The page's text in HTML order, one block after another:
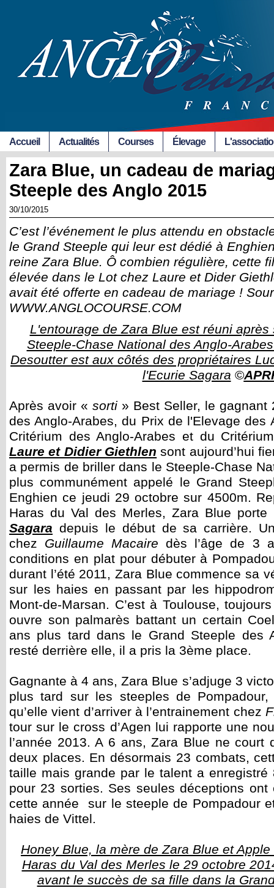
Accueil Actualités Courses Élevage
Zara Blue, un cadeau de
Steeple des Anglo 2015
30/10/2015
C’est l’événement le plus attendu en
le Grand Steeple qui leur est dédié à
reine Zara Blue. Ô combien régulière, cette
élevée dans le Lot chez Laure et Dider
avait été offerte en cadeau de mariage !
WWW.ANGLOCOURSE.COM
L'entourage de Zara Blue est réuni
Steeple-Chase National des Anglo-
Desoutter est aux côtés des propriétaires
l'Ecurie Sagara ©
Après avoir « sorti » Best Seller, le gagnant
des Anglo-Arabes, du Prix de l'Elevage des
Critérium des Anglo-Arabes et du
Laure et Didier Giethlen sont aujourd’hui
a permis de briller dans le Steeple-Chase
plus communément appelé le Grand
Enghien ce jeudi 29 octobre sur 4500m.
Haras du Val des Merles, Zara Blue porte
Sagara depuis le début de sa carrière.
chez Guillaume Macaire dès l’âge de 3
conditions en plat pour débuter à
durant l’été 2011, Zara Blue commence sa
sur les haies en passant par les
Mont-de-Marsan. C’est à Toulouse,
ouvre son palmarès battant un certain
ans plus tard dans le Grand Steeple des
resté derrière elle, il a pris la 3ème place.
Gagnante à 4 ans, Zara Blue s’adjuge 3
plus tard sur les steeples de
qu’elle vient d’arriver à l’entrainement chez
tour sur le cross d’Agen lui rapporte une
l’année 2013. A 6 ans, Zara Blue ne court
deux places. En désormais 23 combats,
taille mais grande par le talent a
pour 23 sorties. Ses seules déceptions
cette année sur le steeple de Pompadour
haies de Vittel.
Honey Blue, la mère de Zara Blue et
Haras du Val des Merles le 29 octobre
avant le succès de sa fille dans la